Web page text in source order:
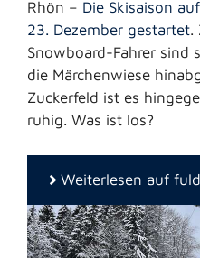
Rhön – Die Skisaison
23. Dezember gestartet.
Snowboard-Fahrer sind
die Märchenwiese
Zuckerfeld ist es
ruhig. Was ist los?
Weiterlesen auf